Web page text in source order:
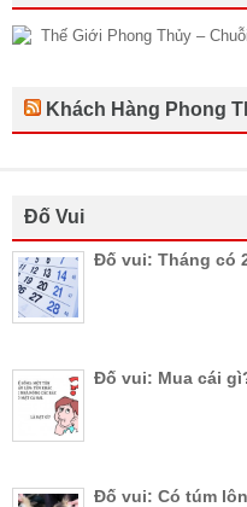
Khách Hàng Phong
Đố Vui
Đố vui: Tháng có
Đố vui: Mua cái
Đố vui: Có túm